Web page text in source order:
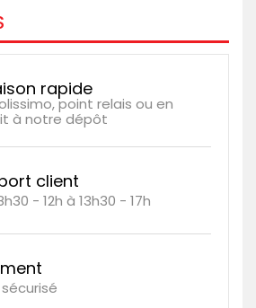
rapide
point relais ou en
à notre dépôt
client
- 12h à 13h30 - 17h
sécurisé